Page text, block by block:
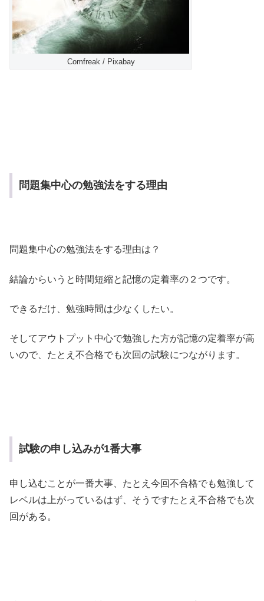
Comfreak / Pixabay
問題集中心の勉強法をする理由
問題集中心の勉強法をする理由は？
結論からいうと時間短縮と記憶の定着率の２つです。
できるだけ、勉強時間は少なくしたい。
そしてアウトプット中心で勉強した方が記憶の定着率が高
いので、たとえ不合格でも次回の試験につながります。
試験の申し込みが1番大事
申し込むことが一番大事、たとえ今回不合格でも勉強して
レベルは上がっているはず、そうですたとえ不合格でも次
回がある。